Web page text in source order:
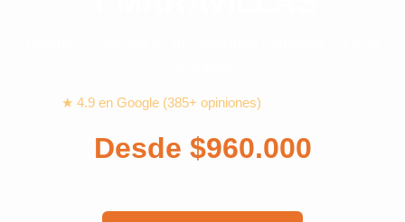
★ 4.9 en Google (385+ opiniones)
Desde $960.000